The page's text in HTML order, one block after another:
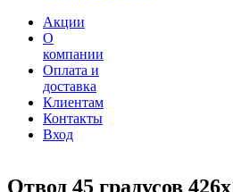
Акции
О
компании
Оплата и
доставка
Клиентам
Контакты
Вход
Отвод 45 градусов